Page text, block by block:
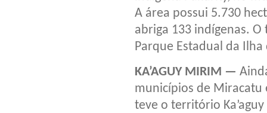
A área possui 5.730
abriga 133 indígenas.
Parque Estadual da
KA’AGUY MIRIM —
municípios de Miracatu
teve o território